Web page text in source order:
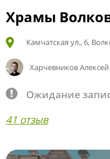
Храмы
Камчатская ул., 6,
Харчевников
Ожидание
41 отзыв